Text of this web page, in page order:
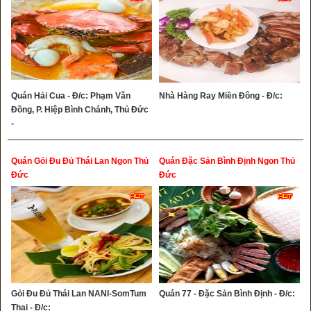
Quán Hải Cua - Đ/c: Phạm Văn
Đồng, P. Hiệp Bình Chánh, Thủ Đức
-
Nhà Hàng Ray Miền Đông - Đ/c:
Quán Gỏi Đu Đủ Thái Lan Ngon Thủ
Đức
Gỏi Đu Đủ Thái Lan NANI-SomTum
Thai - Đ/c:
Quán Đặc Sản Bình Định Ngon Thủ
Đức
Quán 77 - Đặc Sản Bình Định - Đ/c: